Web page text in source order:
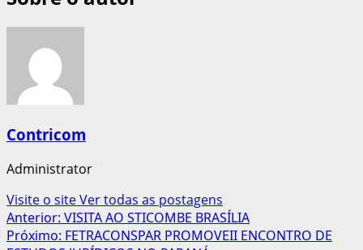
Contricom
Administrator
Visite o siteVer todas as postagens
Navegação
Anterior: VISITA AO STICOMBE BRASÍLIA
Próximo: FETRACONSPAR PROMOVEII ENCONTRO DE